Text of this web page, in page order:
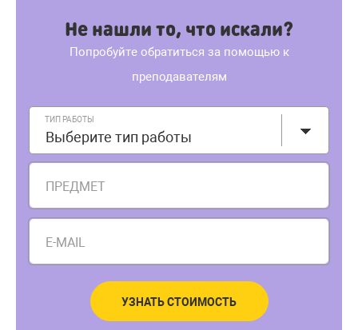
Не нашли то, что искали?
Попробуйте обратиться за помощью к
преподавателям
ТИП РАБОТЫ
Выберите тип работы
ПРЕДМЕТ
E-MAIL
УЗНАТЬ СТОИМОСТЬ